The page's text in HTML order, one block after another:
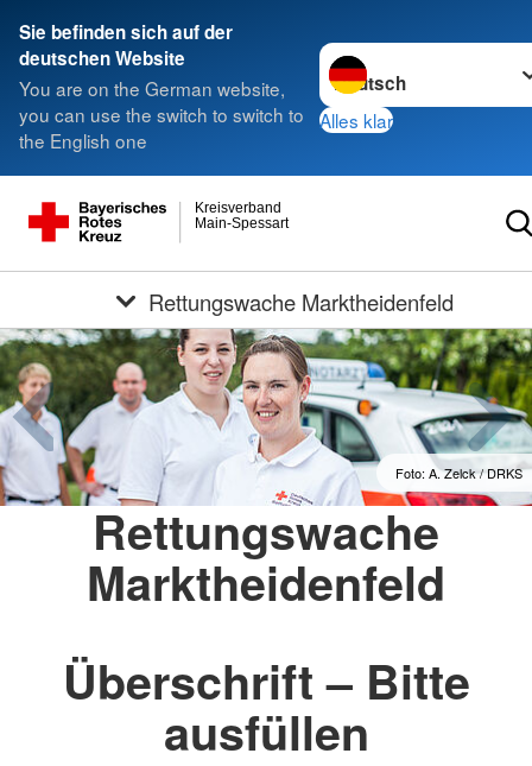
Sie befinden sich auf der
deutschen Website
You are on the German website,
you can use the switch to switch to
the English one
Sprache wechseln zu
Alles klar
Main-Spessart
Kreisverband
Rettungswache Marktheidenfeld
Foto: A. Zelck / DRKS
Rettungswache
Marktheidenfeld
Überschrift – Bitte
ausfüllen